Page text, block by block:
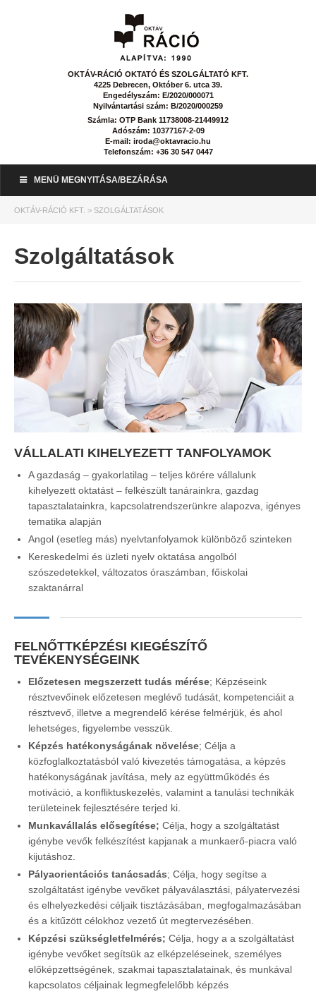
OKTÁV-RÁCIÓ OKTATÓ ÉS SZOLGÁLTATÓ KFT.
4225 Debrecen, Október 6. utca 39.
Engedélyszám: E/2020/000071
Nyilvántartási szám: B/2020/000259
Számla: OTP Bank 11738008-21449912
Adószám: 10377167-2-09
E-mail: iroda@oktavracio.hu
Telefonszám: +36 30 547 0447
MENÜ MEGNYITÁSA/BEZÁRÁSA
OKTÁV-RÁCIÓ KFT. > SZOLGÁLTATÁSOK
Szolgáltatások
VÁLLALATI KIHELYEZETT TANFOLYAMOK
A gazdaság – gyakorlatilag – teljes körére vállalunk
kihelyezett oktatást – felkészült tanárainkra, gazdag
tapasztalatainkra, kapcsolatrendszerünkre alapozva, igényes
tematika alapján
Angol (esetleg más) nyelvtanfolyamok különböző szinteken
Kereskedelmi és üzleti nyelv oktatása angolból
szószedetekkel, változatos óraszámban, főiskolai
szaktanárral
FELNŐTTKÉPZÉSI KIEGÉSZÍTŐ
TEVÉKENYSÉGEINK
Előzetesen megszerzett tudás mérése; Képzéseink
résztvevőinek előzetesen meglévő tudását, kompetenciáit a
résztvevő, illetve a megrendelő kérése felmérjük, és ahol
lehetséges, figyelembe vesszük.
Képzés hatékonyságának növelése; Célja a
közfoglalkoztatásból való kivezetés támogatása, a képzés
hatékonyságának javítása, mely az együttműködés és
motiváció, a konfliktuskezelés, valamint a tanulási technikák
területeinek fejlesztésére terjed ki.
Munkavállalás elősegítése; Célja, hogy a szolgáltatást
igénybe vevők felkészítést kapjanak a munkaerő-piacra való
kijutáshoz.
Pályaorientációs tanácsadás; Célja, hogy segítse a
szolgáltatást igénybe vevőket pályaválasztási, pályatervezési
és elhelyezkedési céljaik tisztázásában, megfogalmazásában
és a kitűzött célokhoz vezető út megtervezésében.
Képzési szükségletfelmérés; Célja, hogy a a szolgáltatást
igénybe vevőket segítsük az elképzeléseinek, személyes
előképzettségének, szakmai tapasztalatainak, és munkával
kapcsolatos céljainak legmegfelelőbb képzés